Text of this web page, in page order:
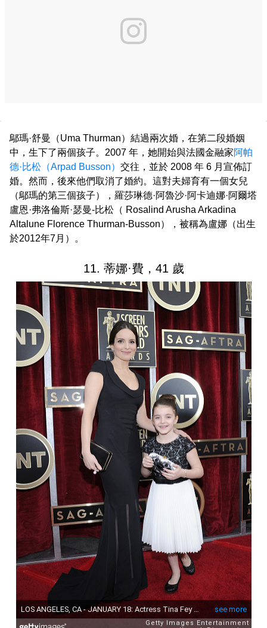
鄔瑪·舒曼（Uma Thurman）結過兩次婚，在第二段婚姻
中，生下了兩個孩子。2007 年，她開始與法國金融家阿帕
德·比松（Arpad Busson） 交往，並於 2008 年 6 月宣佈訂
婚。然而，後來他們取消了婚約。這對夫婦育有一個女兒
（鄔瑪的第三個孩子），羅莎琳德·阿魯沙·阿卡迪娜·阿爾塔
盧恩·弗洛倫斯·瑟曼-比松（ Rosalind Arusha Arkadina
Altalune Florence Thurman-Busson），被稱為盧娜（出生
於2012年7月）。
11. 蒂娜·費，41 歲